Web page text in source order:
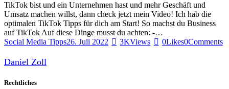
TikTok bist und ein Unternehmen hast und mehr Geschäft und
Umsatz machen willst, dann check jetzt mein Video! Ich hab die
optimalen TikTok Tipps für dich am Start! So machst du Business
auf TikTok Auf diese Dinge musst du achten: -…
Social Media Tipps26. Juli 2022 3KViews 0Likes0Comments
Daniel Zoll
Rechtliches